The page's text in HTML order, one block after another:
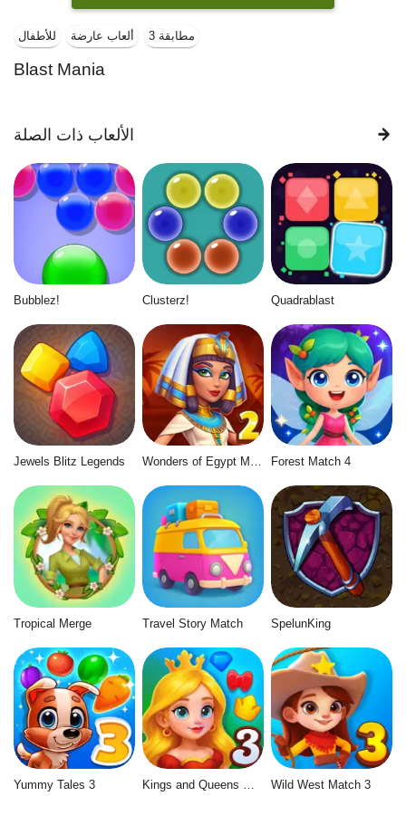
للأطفال ألعاب عارضة مطابقة 3
Blast Mania
الألعاب ذات الصلة
Bubblez! Clusterz! Quadrablast
Jewels Blitz Legends Wonders of Egypt Match 2 Forest Match 4
Tropical Merge Travel Story Match SpelunKing
Yummy Tales 3 Wild West Match 3